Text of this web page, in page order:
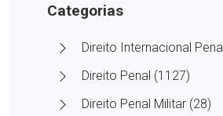
Categorias
Direito Internacional
Direito Penal (1127)
Direito Penal Militar (28)